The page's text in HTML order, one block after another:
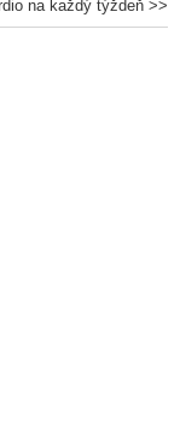
na každý týždeň >>